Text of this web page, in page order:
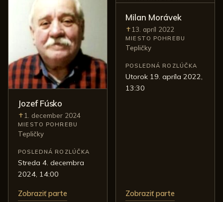
Jozef Fúsko
Úmrtie:
1. december 2024
MIESTO POHREBU
Tepličky
POSLEDNÁ ROZLÚČKA
streda 4. decembra
2024, 14:00
Zobraziť parte
Milan Morávek
Úmrtie:
13. apríl 2022
MIESTO POHREBU
Tepličky
POSLEDNÁ ROZLÚČKA
utorok 19. apríla 2022,
13:30
Zobraziť parte